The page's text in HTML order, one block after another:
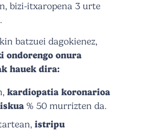
bizi-itxaropena 3 urte
batzuei dagokienez,
ondorengo onura
hauek dira:
kardiopatia koronarioa
% 50 murrizten da.
istripu